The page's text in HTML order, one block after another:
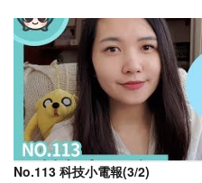
No.113 科技小電報(3/2)